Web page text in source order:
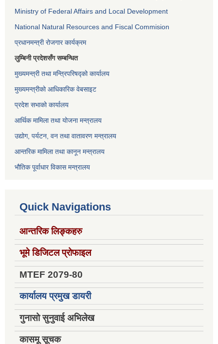
Ministry of Federal Affairs and Local Development
National Natural Resources and Fiscal Commision
प्रधानमन्त्री रोजगार कार्यक्रम
लुम्बिनी प्रदेशसँग सम्बन्धित
मुख्यमन्त्री तथा मन्त्रिपरिषद्को कार्यालय
मुख्यमन्त्रीको आधिकारिक वेबसाइट
प्रदेश सभाको कार्यालय
आर्थिक मामिला तथा योजना मन्त्रालय
उद्योग, पर्यटन, वन तथा वातावरण मन्त्रालय
आन्तरिक मामिला तथा कानून मन्त्रालय
भौतिक पूर्वाधार विकास मन्त्रालय
Quick Navigations
आन्तरिक लिङ्कहरु
भूमे डिजिटल प्रोफाइल
MTEF 2079-80
कार्यालय प्रमुख डायरी
गुनासो सुनुवाई अभिलेख
कासमू सूचक